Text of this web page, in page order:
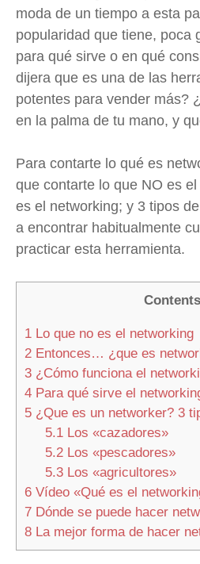
moda de un tiempo a esta
popularidad que tiene, poca
para qué sirve o en qué
dijera que es una de las
potentes para vender más?
en la palma de tu mano, y
Para contarte lo qué es
que contarte lo que NO es
es el networking; y 3 tipos
a encontrar habitualmente
practicar esta herramienta.
Contents
1 Lo que no es el networking
2 Entonces… ¿que es
3 ¿Cómo funciona el
4 Para qué sirve el
5 ¿Que es un networker? 3
5.1Los «cazadores»
5.2Los «pescadores»
5.3Los «agricultores»
6 Vídeo «Qué es el
7 Dónde se puede hacer
8 La mejor forma de hacer